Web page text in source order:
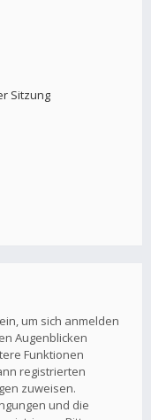
Sitzung
um sich anmelden
Augenblicken
Funktionen
registrierten
zuweisen.
und die